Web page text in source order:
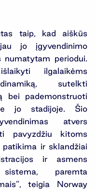
taip, kad aiškūs
jo įgyvendinimo
numatytam periodui.
ilgalaikėms
sutelkti
bei pademonstruoti
jo stadijoje. Šio
atvers
pavyzdžiu kitoms
ir sklandžiai
ir asmens
paremta
teigia Norway